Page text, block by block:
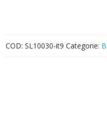
COD: SL10030-it9 Categorie: